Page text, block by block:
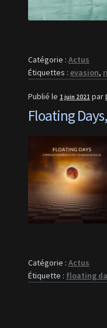
Catégorie : Actus
Étiquettes : evasion,
Publié le 1 juin 2021 par
Floating
Catégorie : Actus
Étiquette : floating